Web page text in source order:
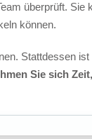
überprüft.
können.
Stattdessen
Sie sich